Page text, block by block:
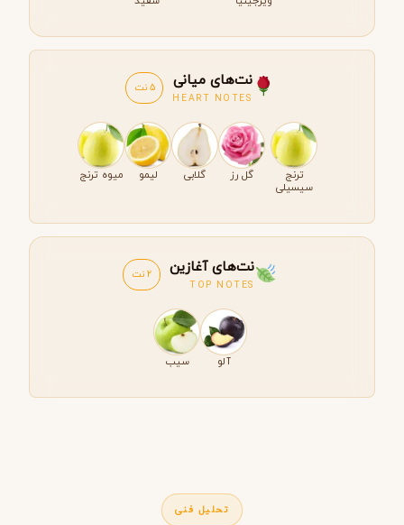
نت‌های میانی
HEART NOTES
5 نت
ترنج
سیسیلی
گل رز گلابی لیمو میوه ترنج
نت‌های آغازین
TOP NOTES
2 نت
آلو سیب
تحلیل فنی